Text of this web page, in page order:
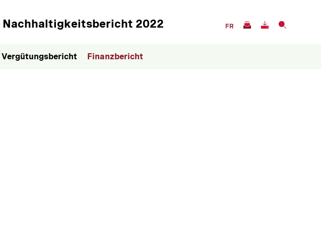
Vergütungsbericht Finanzbericht
Nachhaltigkeitsbericht 2022 Servicenavigation